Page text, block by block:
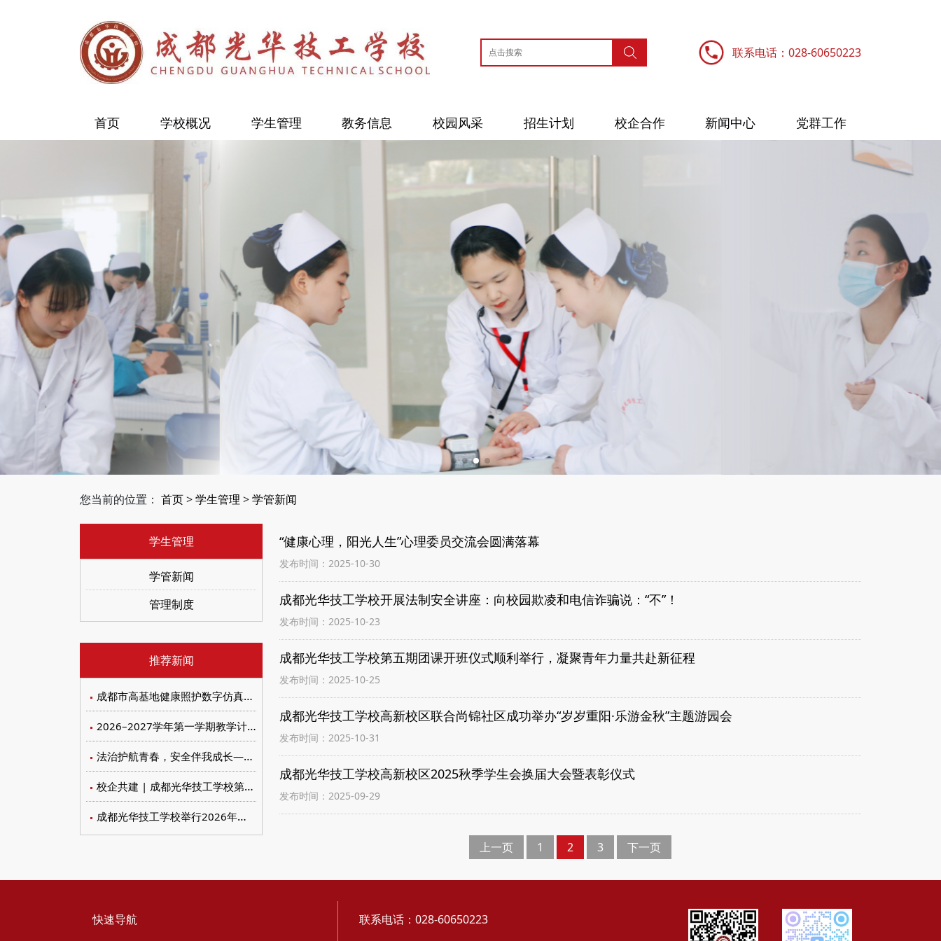
联系电话：028-60650223
首页 学校概况 学生管理 教务信息 校园风采 招生计划 校企合作 新闻中心 党群工作
您当前的位置： 首页>学生管理 >学管新闻
学生管理
学管新闻
管理制度
推荐新闻
成都市高基地健康照护数字仿真实训设备招标比价文件
2026–2027学年第一学期教学计划与教材遴选审定会议
法治护航青春，安全伴我成长——我校开展未成年人保护与禁毒防艾系列宣传教育活动
校企共建 | 成都光华技工学校第七届工匠节暨校企合作委员会顺利召开
成都光华技工学校举行2026年新团员入团仪式
“健康心理，阳光人生”心理委员交流会圆满落幕
发布时间：2025-10-30
成都光华技工学校开展法制安全讲座：向校园欺凌和电信诈骗说：“不”！
发布时间：2025-10-23
成都光华技工学校第五期团课开班仪式顺利举行，凝聚青年力量共赴新征程
发布时间：2025-10-25
成都光华技工学校高新校区联合尚锦社区成功举办“岁岁重阳·乐游金秋”主题游园会
发布时间：2025-10-31
成都光华技工学校高新校区2025秋季学生会换届大会暨表彰仪式
发布时间：2025-09-29
上一页 1 2 3 下一页
快速导航 联系电话：028-60650223